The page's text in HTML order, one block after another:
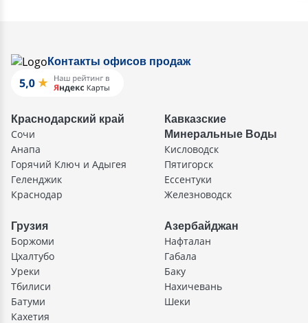
Контакты офисов продаж
Краснодарский край
Сочи
Анапа
Горячий Ключ и Адыгея
Геленджик
Краснодар
Кавказские
Минеральные Воды
Кисловодск
Пятигорск
Ессентуки
Железноводск
Грузия
Боржоми
Цхалтубо
Уреки
Тбилиси
Батуми
Кахетия
Азербайджан
Нафталан
Габала
Баку
Нахичевань
Шеки